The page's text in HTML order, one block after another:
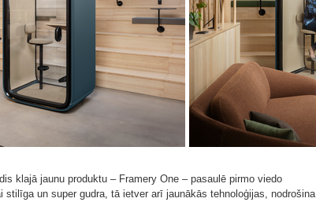
klajā jaunu produktu – Framery One – pasaulē pirmo viedo
un super gudra, tā ietver arī jaunākās tehnoloģijas, nodrošina